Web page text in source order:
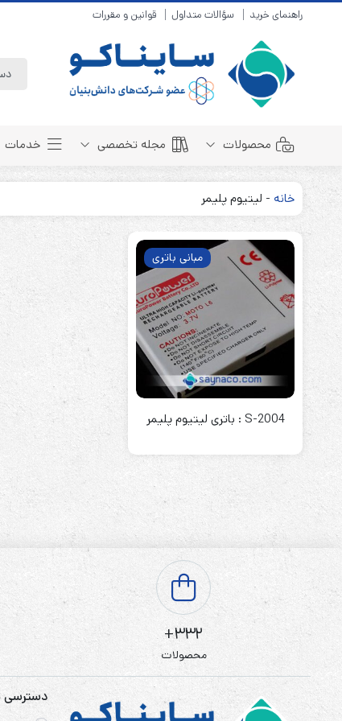
راهنمای خرید سؤالات متداول قوانین و مقررات
محصولات
باتری سیلد لید اسید
باتری 4 ولت
باتری 6 ولت
باتری 12 ولت
باتری لیتیوم
باتری نیکل کادمیوم
باتری نیکل متال هیدرید
باتری آلکالاین
سلاموند
موریسل
کینگ بت
یونیتکس پاور
مجله تخصصی
مبانی باتری
انواع باتری
تست و کنترل
طول عمر باتری
باتری هوشمند
بسته بندی و ایمنی
روش های شارژ
روش های تخلیه
خدمات
خانه - لیتیوم پلیمر
مبانی باتری
S-2004 : باتری لیتیوم پلیمر
332+
محصولات
دسترسی